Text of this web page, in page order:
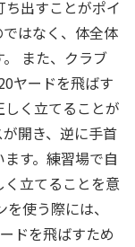
出すことがポイ
はなく、体全体
また、クラブ
ヤードを飛ばす
く立てることが
開き、逆に手首
す。練習場で自
立てることを意
使う際には、
ドを飛ばすため